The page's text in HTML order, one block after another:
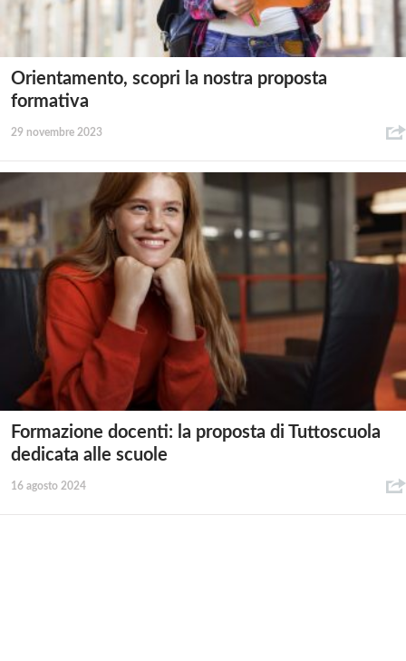
Orientamento, scopri la nostra proposta
formativa
29 novembre 2023
Formazione docenti: la proposta di Tuttoscuola
dedicata alle scuole
16 agosto 2024